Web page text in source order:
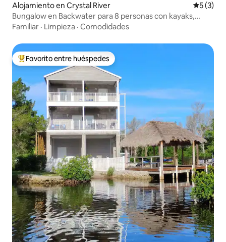
Alojamiento en Crystal River
5 (3)
Bungalow en Backwater para 8 personas con kayaks,
muelle y fogata
Familiar · Limpieza · Comodidades
Favorito entre huéspedes preferido
Favorito entre huéspedes